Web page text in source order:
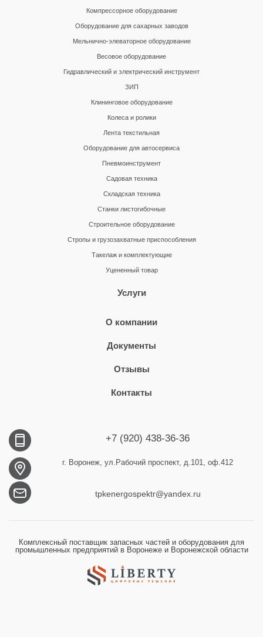
Компрессорное оборудование
Оборудование для сахарных заводов
Мельнично-элеваторное оборудование
Весовое оборудование
Гидравлический и электрический инструмент
ЗИП
Клининговое оборудование
Колеса и ролики
Лента текстильная
Оборудование для автосервиса
Пневмоинструмент
Садовая техника
Складская техника
Станки листогибочные
Строительное оборудование
Стропы и грузозахватные приспособления
Такелаж и комплектующие
Уцененный товар
Услуги
О компании
Документы
Отзывы
Контакты
+7 (920) 438-36-36
г. Воронеж, ул.Рабочий проспект, д.101, оф.412
tpkenergospektr@yandex.ru
Комплексный поставщик запасных частей и оборудования для
промышленных предприятий в Воронеже и Воронежской области